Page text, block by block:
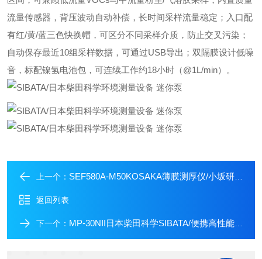
流量传感器，背压波动自动补偿，长时间采样流量稳定；入口配
有红/黄/蓝三色快换帽，可区分不同采样介质，防止交叉污染；
自动保存最近10组采样数据，可通过USB导出；双隔膜设计低噪
音，标配镍氢电池包，可连续工作约18小时（@1L/min）。
上一个： SEF580A-M50KOSAKA薄膜测厚仪/小坂研究所精密台阶仪
返回列表
下一个： MP-30NII日本柴田科学SIBATA/便携高性能空气吸水泵